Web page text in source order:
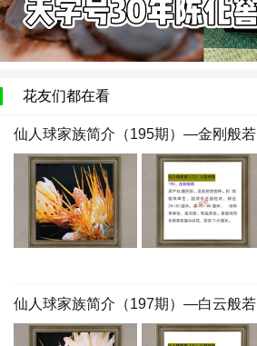
花友们都在看
仙人球家族简介（195期）—金刚般若
仙人球家族简介（197期）—白云般若